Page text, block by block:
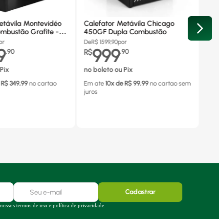
Montevidéo
Grafite -
,90
349,99 no cartao
Calefator Metávila Chicago
450GF Dupla Combustão
DeR$ 1599,90por
R$999,90
no boleto ou Pix
Em ate 10x de R$ 99,99 no cartaosem
juros
Cadastrar
termos de uso e política de privacidade.